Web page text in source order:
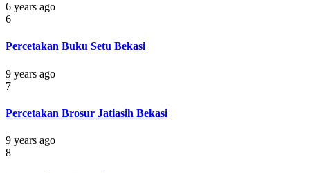
6 years ago
6
Percetakan Buku Setu Bekasi
9 years ago
7
Percetakan Brosur Jatiasih Bekasi
9 years ago
8